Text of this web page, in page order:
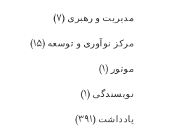
مدیریت و رهبری (۷)
مرکز نوآوری و توسعه (۱۵)
موتور (۱)
نویسندگی (۱)
یادداشت (۳۹۱)